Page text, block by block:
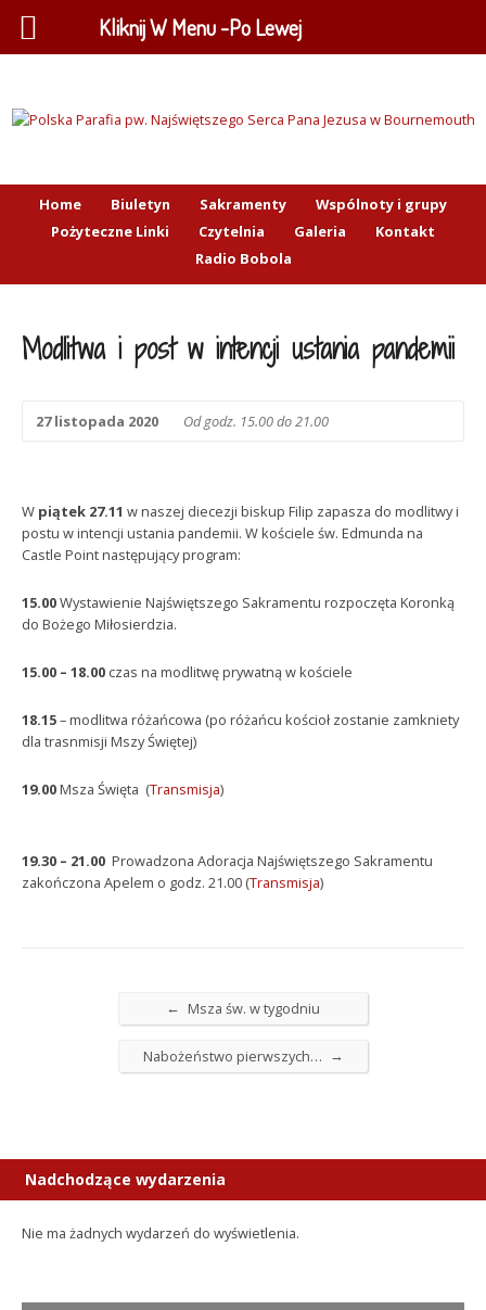
Home Biuletyn Sakramenty
Wspólnoty i grupy
Pożyteczne Linki
Czytelnia Galeria
Kontakt
Radio Bobola
Modlitwa i post w intencji ustania pandemii
27 listopada 2020 Od godz. 15.00 do 21.00
W piątek 27.11 w naszej diecezji biskup Filip zapasza do modlitwy i
postu w intencji ustania pandemii. W kościele św. Edmunda na
Castle Point następujący program:
15.00Wystawienie Najświętszego Sakramentu rozpoczęta Koronką
do Bożego Miłosierdzia.
15.00 – 18.00 czas na modlitwę prywatną w kościele
18.15– modlitwa różańcowa (po różańcu kościoł zostanie zamkniety
dla trasnmisji Mszy Świętej)
19.00Msza Święta (Transmisja)
19.30 – 21.00 Prowadzona Adoracja Najświętszego Sakramentu
zakończona Apelem o godz. 21.00 (Transmisja)
← Msza św. w tygodniu
Nabożeństwo pierwszych… →
Nadchodzące wydarzenia
Nie ma żadnych wydarzeń do wyświetlenia.
Kliknij W Menu -Po Lewej